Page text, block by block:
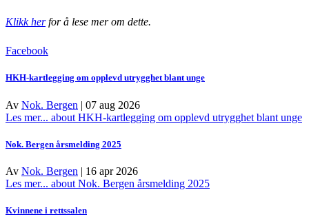
Klikk herfor å lese mer om dette.
Facebook
HKH-kartlegging om opplevd utrygghet blant unge
Av Nok. Bergen | 07 aug 2026
Les mer... about HKH-kartlegging om opplevd utrygghet blant unge
Nok. Bergen årsmelding 2025
Av Nok. Bergen | 16 apr 2026
Les mer... about Nok. Bergen årsmelding 2025
Kvinnene i rettssalen